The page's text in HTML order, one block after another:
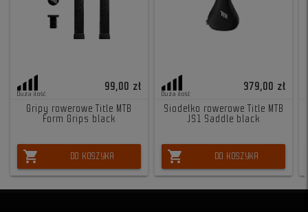
Duża ilość
99,00 zł
Gripy rowerowe Title MTB
Form Grips black
shopping_cart DO KOSZYKA
Duża ilość
379,00 zł
Siodełko rowerowe Title MTB
JS1 Saddle black
shopping_cart DO KOSZYKA